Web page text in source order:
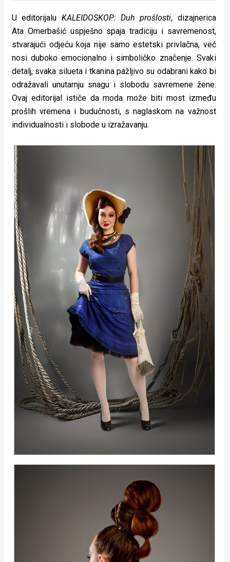
U editorijalu KALEIDOSKOP: Duh prošlosti, dizajnerica
Ata Omerbašić uspješno spaja tradiciju i savremenost,
stvarajući odjeću koja nije samo estetski privlačna, već
nosi duboko emocionalno i simboličko značenje. Svaki
detalj, svaka silueta i tkanina pažljivo su odabrani kako bi
odražavali unutarnju snagu i slobodu savremene žene.
Ovaj editorijal ističe da moda može biti most između
prošlih vremena i budućnosti, s naglaskom na važnost
individualnosti i slobode u izražavanju.